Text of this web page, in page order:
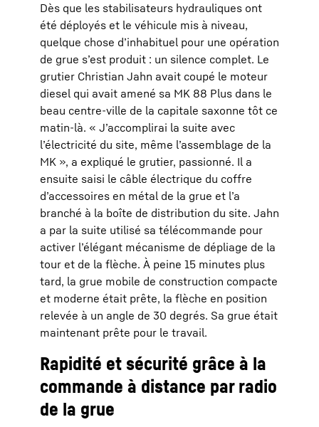
Dès que les stabilisateurs hydrauliques ont
été déployés et le véhicule mis à niveau,
quelque chose d’inhabituel pour une opération
de grue s’est produit : un silence complet. Le
grutier Christian Jahn avait coupé le moteur
diesel qui avait amené sa MK 88 Plus dans le
beau centre-ville de la capitale saxonne tôt ce
matin-là. « J’accomplirai la suite avec
l’électricité du site, même l’assemblage de la
MK », a expliqué le grutier, passionné. Il a
ensuite saisi le câble électrique du coffre
d’accessoires en métal de la grue et l’a
branché à la boîte de distribution du site. Jahn
a par la suite utilisé sa télécommande pour
activer l’élégant mécanisme de dépliage de la
tour et de la flèche. À peine 15 minutes plus
tard, la grue mobile de construction compacte
et moderne était prête, la flèche en position
relevée à un angle de 30 degrés. Sa grue était
maintenant prête pour le travail.
Rapidité et sécurité grâce à la
commande à distance par radio
de la grue